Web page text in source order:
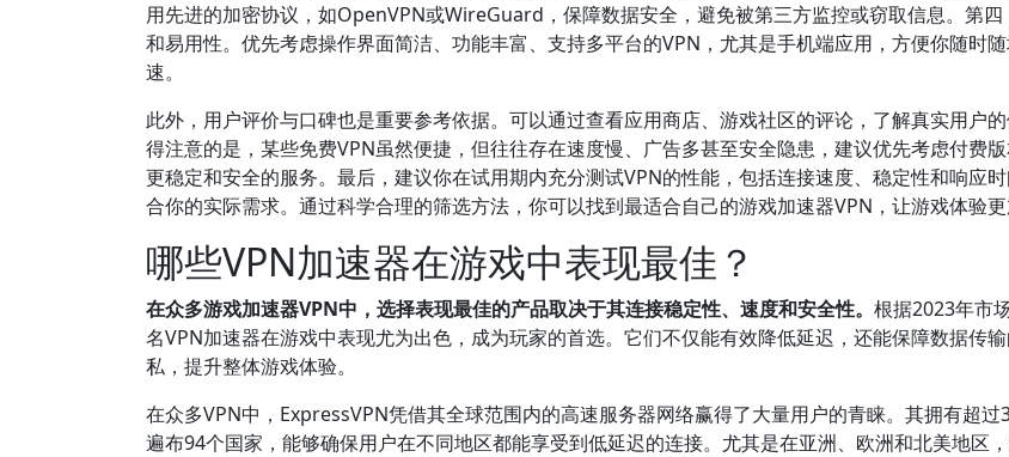
用先进的加密协议，如OpenVPN或WireGuard，保障数据安全，避免被第三方监控或窃取信息。第四
和易用性。优先考虑操作界面简洁、功能丰富、支持多平台的VPN，尤其是手机端应用，方便你随时
速。
此外，用户评价与口碑也是重要参考依据。可以通过查看应用商店、游戏社区的评论，了解真实用户
得注意的是，某些免费VPN虽然便捷，但往往存在速度慢、广告多甚至安全隐患，建议优先考虑付费
更稳定和安全的服务。最后，建议你在试用期内充分测试VPN的性能，包括连接速度、稳定性和响应
合你的实际需求。通过科学合理的筛选方法，你可以找到最适合自己的游戏加速器VPN，让游戏体验更
哪些VPN加速器在游戏中表现最佳？
在众多游戏加速器VPN中，选择表现最佳的产品取决于其连接稳定性、速度和安全性。 根据2023年市
名VPN加速器在游戏中表现尤为出色，成为玩家的首选。它们不仅能有效降低延迟，还能保障数据传
私，提升整体游戏体验。
在众多VPN中，ExpressVPN凭借其全球范围内的高速服务器网络赢得了大量用户的青睐。其拥有超过
遍布94个国家，能够确保用户在不同地区都能享受到低延迟的连接。尤其是在亚洲、欧洲和北美地区